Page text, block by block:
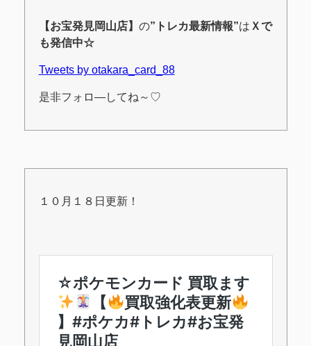
【お宝発見岡山店】 の”トレカ最新情報”は Ｘで
も発信中☆
Tweets by otakara_card_88
是非フォロ―してね～♡
１０月１８日更新！